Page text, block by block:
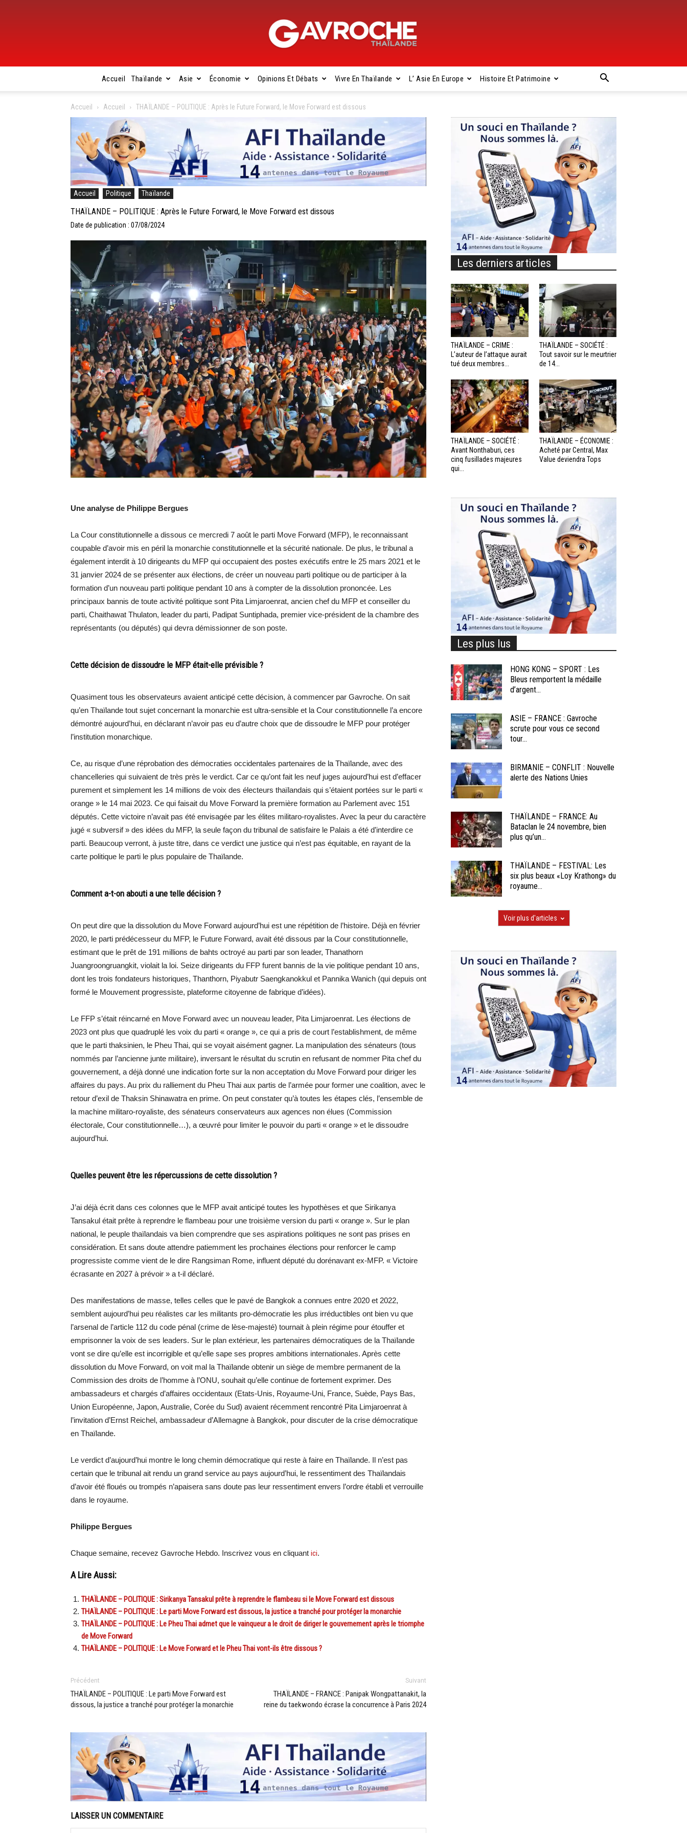
Gavroche
Thaïlande
Accueil Thaïlande Asie Économie Opinions Et Débats Vivre En Thaïlande L’ Asie En Europe Histoire Et Patrimoine
Accueil Accueil THAÏLANDE – POLITIQUE : Après le Future Forward, le Move Forward est dissous
Accueil Politique Thaïlande
THAÏLANDE – POLITIQUE : Après le Future Forward, le Move Forward est dissous
Date de publication : 07/08/2024
Une analyse de Philippe Bergues
La Cour constitutionnelle a dissous ce mercredi 7 août le parti Move Forward (MFP), le reconnaissant
coupable d’avoir mis en péril la monarchie constitutionnelle et la sécurité nationale. De plus, le tribunal a
également interdit à 10 dirigeants du MFP qui occupaient des postes exécutifs entre le 25 mars 2021 et le
31 janvier 2024 de se présenter aux élections, de créer un nouveau parti politique ou de participer à la
formation d’un nouveau parti politique pendant 10 ans à compter de la dissolution prononcée. Les
principaux bannis de toute activité politique sont Pita Limjaroenrat, ancien chef du MFP et conseiller du
parti, Chaithawat Thulaton, leader du parti, Padipat Suntiphada, premier vice-président de la chambre des
représentants (ou députés) qui devra démissionner de son poste.
Cette décision de dissoudre le MFP était-elle prévisible ?
Quasiment tous les observateurs avaient anticipé cette décision, à commencer par Gavroche. On sait
qu’en Thaïlande tout sujet concernant la monarchie est ultra-sensible et la Cour constitutionnelle l’a encore
démontré aujourd’hui, en déclarant n’avoir pas eu d’autre choix que de dissoudre le MFP pour protéger
l’institution monarchique.
Ce, au risque d’une réprobation des démocraties occidentales partenaires de la Thaïlande, avec des
chancelleries qui suivaient de très près le verdict. Car ce qu’ont fait les neuf juges aujourd’hui est d’effacer
purement et simplement les 14 millions de voix des électeurs thaïlandais qui s’étaient portées sur le parti «
orange » le 14 mai 2023. Ce qui faisait du Move Forward la première formation au Parlement avec 151
députés. Cette victoire n’avait pas été envisagée par les élites militaro-royalistes. Avec la peur du caractère
jugé « subversif » des idées du MFP, la seule façon du tribunal de satisfaire le Palais a été d’interdire ce
parti. Beaucoup verront, à juste titre, dans ce verdict une justice qui n’est pas équitable, en rayant de la
carte politique le parti le plus populaire de Thaïlande.
Comment a-t-on abouti a une telle décision ?
On peut dire que la dissolution du Move Forward aujourd’hui est une répétition de l’histoire. Déjà en février
2020, le parti prédécesseur du MFP, le Future Forward, avait été dissous par la Cour constitutionnelle,
estimant que le prêt de 191 millions de bahts octroyé au parti par son leader, Thanathorn
Juangroongruangkit, violait la loi. Seize dirigeants du FFP furent bannis de la vie politique pendant 10 ans,
dont les trois fondateurs historiques, Thanthorn, Piyabutr Saengkanokkul et Pannika Wanich (qui depuis ont
formé le Mouvement progressiste, plateforme citoyenne de fabrique d’idées).
Le FFP s’était réincarné en Move Forward avec un nouveau leader, Pita Limjaroenrat. Les élections de
2023 ont plus que quadruplé les voix du parti « orange », ce qui a pris de court l’establishment, de même
que le parti thaksinien, le Pheu Thai, qui se voyait aisément gagner. La manipulation des sénateurs (tous
nommés par l’ancienne junte militaire), inversant le résultat du scrutin en refusant de nommer Pita chef du
gouvernement, a déjà donné une indication forte sur la non acceptation du Move Forward pour diriger les
affaires du pays. Au prix du ralliement du Pheu Thai aux partis de l’armée pour former une coalition, avec le
retour d’exil de Thaksin Shinawatra en prime. On peut constater qu’à toutes les étapes clés, l’ensemble de
la machine militaro-royaliste, des sénateurs conservateurs aux agences non élues (Commission
électorale, Cour constitutionnelle…), a œuvré pour limiter le pouvoir du parti « orange » et le dissoudre
aujourd’hui.
Quelles peuvent être les répercussions de cette dissolution ?
J’ai déjà écrit dans ces colonnes que le MFP avait anticipé toutes les hypothèses et que Sirikanya
Tansakul était prête à reprendre le flambeau pour une troisième version du parti « orange ». Sur le plan
national, le peuple thaïlandais va bien comprendre que ses aspirations politiques ne sont pas prises en
considération. Et sans doute attendre patiemment les prochaines élections pour renforcer le camp
progressiste comme vient de le dire Rangsiman Rome, influent député du dorénavant ex-MFP. « Victoire
écrasante en 2027 à prévoir » a t-il déclaré.
Des manifestations de masse, telles celles que le pavé de Bangkok a connues entre 2020 et 2022,
semblent aujourd’hui peu réalistes car les militants pro-démocratie les plus irréductibles ont bien vu que
l’arsenal de l’article 112 du code pénal (crime de lèse-majesté) tournait à plein régime pour étouffer et
emprisonner la voix de ses leaders. Sur le plan extérieur, les partenaires démocratiques de la Thaïlande
vont se dire qu’elle est incorrigible et qu’elle sape ses propres ambitions internationales. Après cette
dissolution du Move Forward, on voit mal la Thaïlande obtenir un siège de membre permanent de la
Commission des droits de l’homme à l’ONU, souhait qu’elle continue de fortement exprimer. Des
ambassadeurs et chargés d’affaires occidentaux (Etats-Unis, Royaume-Uni, France, Suède, Pays Bas,
Union Européenne, Japon, Australie, Corée du Sud) avaient récemment rencontré Pita Limjaroenrat à
l’invitation d’Ernst Reichel, ambassadeur d’Allemagne à Bangkok, pour discuter de la crise démocratique
en Thaïlande.
Le verdict d’aujourd’hui montre le long chemin démocratique qui reste à faire en Thaïlande. Il n’est pas
certain que le tribunal ait rendu un grand service au pays aujourd’hui, le ressentiment des Thaïlandais
d’avoir été floués ou trompés n’apaisera sans doute pas leur ressentiment envers l’ordre établi et verrouille
dans le royaume.
Philippe Bergues
Chaque semaine, recevez Gavroche Hebdo. Inscrivez vous en cliquant ici.
A Lire Aussi:
THAÏLANDE – POLITIQUE : Sirikanya Tansakul prête à reprendre le flambeau si le Move Forward est dissous
THAÏLANDE – POLITIQUE : Le parti Move Forward est dissous, la justice a tranché pour protéger la monarchie
THAÏLANDE – POLITIQUE : Le Pheu Thai admet que le vainqueur a le droit de diriger le gouvernement après le triomphe
de Move Forward
THAÏLANDE – POLITIQUE : Le Move Forward et le Pheu Thai vont-ils être dissous ?
Précédent
THAÏLANDE – POLITIQUE : Le parti Move Forward est
dissous, la justice a tranché pour protéger la monarchie
Suivant
THAÏLANDE – FRANCE : Panipak Wongpattanakit, la
reine du taekwondo écrase la concurrence à Paris 2024
LAISSER UN COMMENTAIRE
Les derniers articles
THAÏLANDE – CRIME :
L’auteur de l’attaque aurait
tué deux membres...
THAÏLANDE – SOCIÉTÉ :
Tout savoir sur le meurtrier
de 14...
THAÏLANDE – SOCIÉTÉ :
Avant Nonthaburi, ces
cinq fusillades majeures
qui...
THAÏLANDE – ÉCONOMIE :
Acheté par Central, Max
Value deviendra Tops
Les plus lus
HONG KONG – SPORT : Les
Bleus remportent la médaille
d’argent...
ASIE – FRANCE : Gavroche
scrute pour vous ce second
tour...
BIRMANIE – CONFLIT : Nouvelle
alerte des Nations Unies
THAÏLANDE – FRANCE: Au
Bataclan le 24 novembre, bien
plus qu’un...
THAÏLANDE – FESTIVAL: Les
six plus beaux «Loy Krathong» du
royaume...
Voir plus d'articles